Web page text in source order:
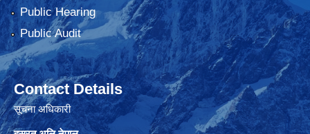
Public Hearing
Public Audit
Contact Details
सूचना अधिकारी